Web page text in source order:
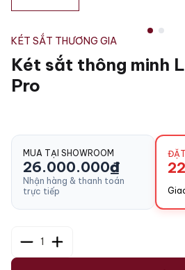
KÉT SẮT THƯƠNG GIA
Két sắt thông minh
Pro
MUA TẠI SHOWROOM
26.000.000₫
Nhận hàng & thanh toán
trực tiếp
1